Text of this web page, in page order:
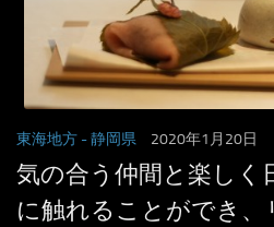
東海地方 - 静岡県 2020年1月20日
気の合う仲間と楽しく
に触れることができ